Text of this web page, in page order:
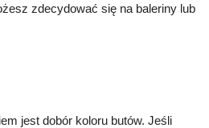
zdecydować się na baleriny lub
jest dobór koloru butów. Jeśli